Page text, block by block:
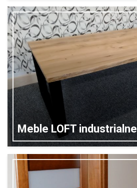
Meble LOFT industrialne